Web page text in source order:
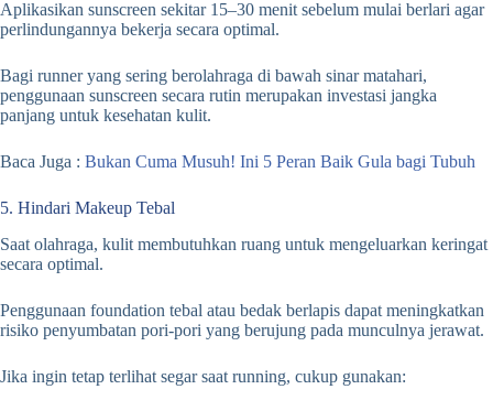
Aplikasikan sunscreen sekitar 15–30 menit sebelum mulai berlari agar
perlindungannya bekerja secara optimal.
Bagi runner yang sering berolahraga di bawah sinar matahari,
penggunaan sunscreen secara rutin merupakan investasi jangka
panjang untuk kesehatan kulit.
Baca Juga : Bukan Cuma Musuh! Ini 5 Peran Baik Gula bagi Tubuh
5. Hindari Makeup Tebal
Saat olahraga, kulit membutuhkan ruang untuk mengeluarkan keringat
secara optimal.
Penggunaan foundation tebal atau bedak berlapis dapat meningkatkan
risiko penyumbatan pori-pori yang berujung pada munculnya jerawat.
Jika ingin tetap terlihat segar saat running, cukup gunakan: